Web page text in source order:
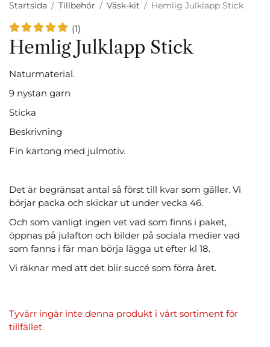
Startsida / Tillbehör / Väsk-kit / Hemlig Julklapp Stick
(1)
Hemlig Julklapp Stick
Naturmaterial.
9 nystan garn
Sticka
Beskrivning
Fin kartong med julmotiv.
Det är begränsat antal så först till kvar som gäller. Vi
börjar packa och skickar ut under vecka 46.
Och som vanligt ingen vet vad som finns i paket,
öppnas på julafton och bilder på sociala medier vad
som fanns i får man börja lägga ut efter kl 18.
Vi räknar med att det blir succé som förra året.
Tyvärr ingår inte denna produkt i vårt sortiment för
tillfället.